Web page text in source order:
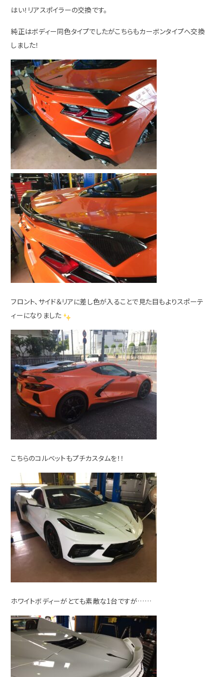
はい！リアスポイラーの交換です。
純正はボディー同色タイプでしたがこちらもカーボンタイプへ交換
しました！
フロント、サイド＆リアに差し色が入ることで見た目もよりスポーテ
ィーになりました
こちらのコルベットもプチカスタムを！！
ホワイトボディーがとても素敵な1台ですが……